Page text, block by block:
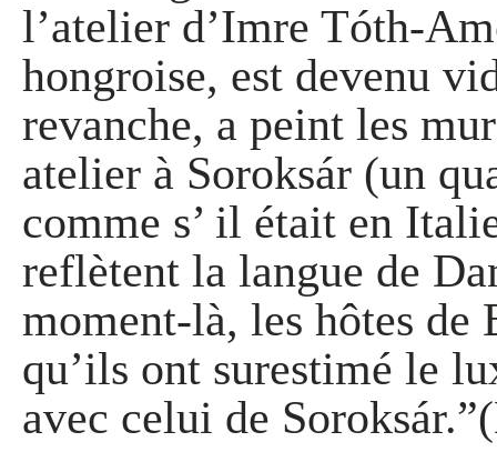
l’atelier d’Imre Tóth-
hongroise, est devenu
revanche, a peint les
atelier à Soroksár (un
comme s’ il était en
reflètent la langue de
moment-là, les hôtes de
qu’ils ont surestimé le
avec celui de